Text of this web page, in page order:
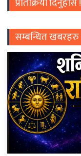
सम्बन्धित खबरहरु